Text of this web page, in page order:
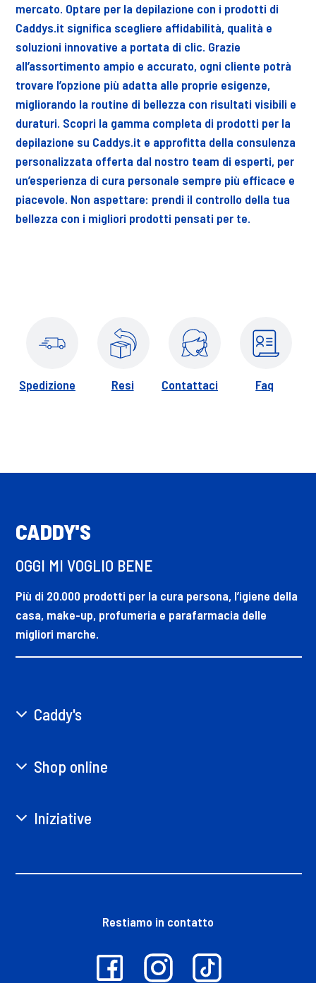
mercato. Optare per la depilazione con i prodotti di
Caddys.it significa scegliere affidabilità, qualità e
soluzioni innovative a portata di clic. Grazie
all’assortimento ampio e accurato, ogni cliente potrà
trovare l’opzione più adatta alle proprie esigenze,
migliorando la routine di bellezza con risultati visibili e
duraturi. Scopri la gamma completa di prodotti per la
depilazione su Caddys.it e approfitta della consulenza
personalizzata offerta dal nostro team di esperti, per
un’esperienza di cura personale sempre più efficace e
piacevole. Non aspettare: prendi il controllo della tua
bellezza con i migliori prodotti pensati per te.
Spedizione Resi Contattaci Faq
CADDY'S
OGGI MI VOGLIO BENE
Più di 20.000 prodotti per la cura persona, l’igiene della
casa, make-up, profumeria e parafarmacia delle
migliori marche.
Caddy's
Shop online
Iniziative
Restiamo in contatto